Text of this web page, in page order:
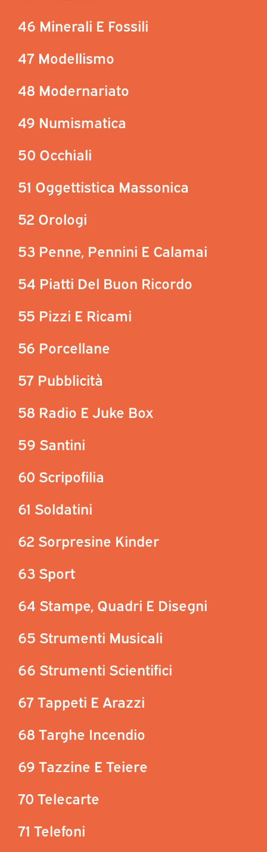
46 Minerali E Fossili
47 Modellismo
48 Modernariato
49 Numismatica
50 Occhiali
51 Oggettistica Massonica
52 Orologi
53 Penne, Pennini E Calamai
54 Piatti Del Buon Ricordo
55 Pizzi E Ricami
56 Porcellane
57 Pubblicità
58 Radio E Juke Box
59 Santini
60 Scripofilia
61 Soldatini
62 Sorpresine Kinder
63 Sport
64 Stampe, Quadri E Disegni
65 Strumenti Musicali
66 Strumenti Scientifici
67 Tappeti E Arazzi
68 Targhe Incendio
69 Tazzine E Teiere
70 Telecarte
71 Telefoni